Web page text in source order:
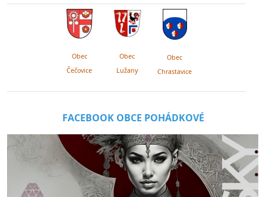
Obec
Čečovice
Obec
Lužany
Obec
Chrastavice
FACEBOOK OBCE POHÁDKOVÉ